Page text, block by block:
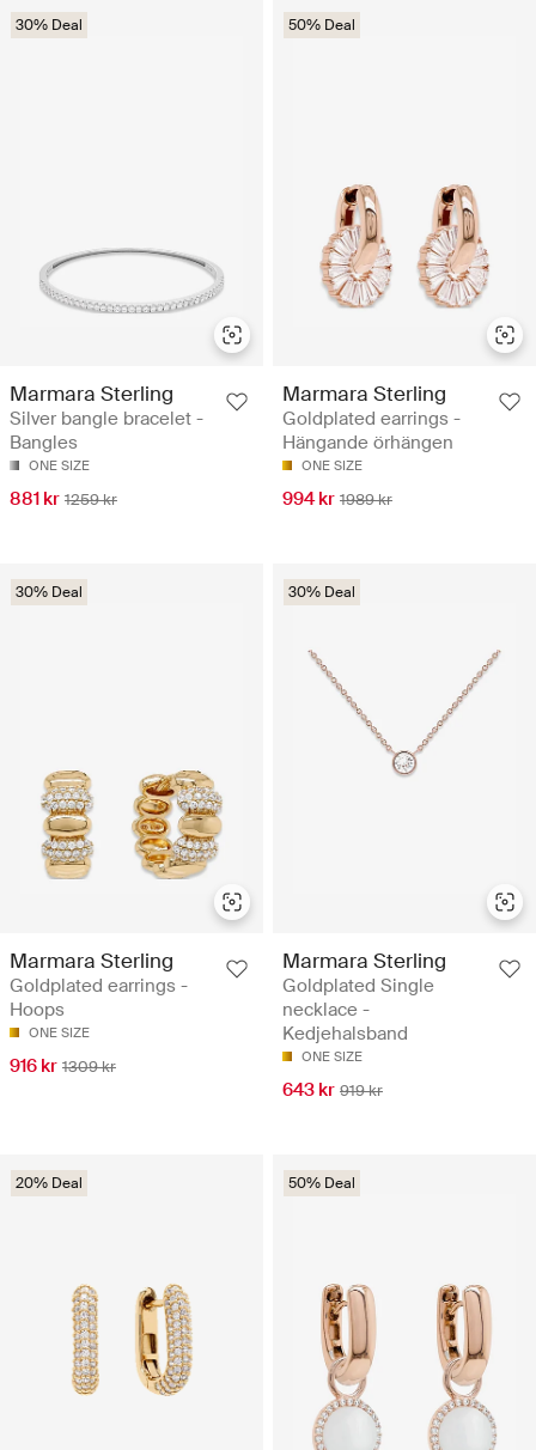
30% Deal
Marmara Sterling
Silver bangle bracelet -
Bangles
ONE SIZE
881 kr 1259 kr
50% Deal
Marmara Sterling
Goldplated earrings -
Hängande örhängen
ONE SIZE
994 kr 1989 kr
30% Deal
Marmara Sterling
Goldplated earrings -
Hoops
ONE SIZE
916 kr 1309 kr
30% Deal
Marmara Sterling
Goldplated Single
necklace -
Kedjehalsband
ONE SIZE
643 kr 919 kr
20% Deal 50% Deal